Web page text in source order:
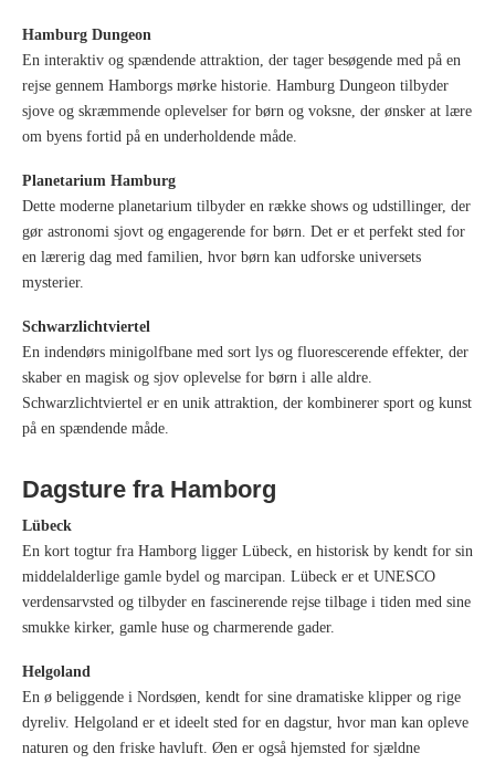
Hamburg Dungeon
En interaktiv og spændende attraktion, der tager besøgende med på en
rejse gennem Hamborgs mørke historie. Hamburg Dungeon tilbyder
sjove og skræmmende oplevelser for børn og voksne, der ønsker at lære
om byens fortid på en underholdende måde.
Planetarium Hamburg
Dette moderne planetarium tilbyder en række shows og udstillinger, der
gør astronomi sjovt og engagerende for børn. Det er et perfekt sted for
en lærerig dag med familien, hvor børn kan udforske universets
mysterier.
Schwarzlichtviertel
En indendørs minigolfbane med sort lys og fluorescerende effekter, der
skaber en magisk og sjov oplevelse for børn i alle aldre.
Schwarzlichtviertel er en unik attraktion, der kombinerer sport og kunst
på en spændende måde.
Dagsture fra Hamborg
Lübeck
En kort togtur fra Hamborg ligger Lübeck, en historisk by kendt for sin
middelalderlige gamle bydel og marcipan. Lübeck er et UNESCO
verdensarvsted og tilbyder en fascinerende rejse tilbage i tiden med sine
smukke kirker, gamle huse og charmerende gader.
Helgoland
En ø beliggende i Nordsøen, kendt for sine dramatiske klipper og rige
dyreliv. Helgoland er et ideelt sted for en dagstur, hvor man kan opleve
naturen og den friske havluft. Øen er også hjemsted for sjældne